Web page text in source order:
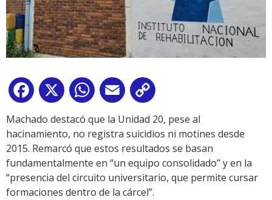
Facebook
X WhatsApp
Email
Link
Machado destacó que la Unidad 20, pese al
hacinamiento, no registra suicidios ni motines desde
2015. Remarcó que estos resultados se basan
fundamentalmente en “un equipo consolidado” y en la
“presencia del circuito universitario, que permite cursar
formaciones dentro de la cárcel”.